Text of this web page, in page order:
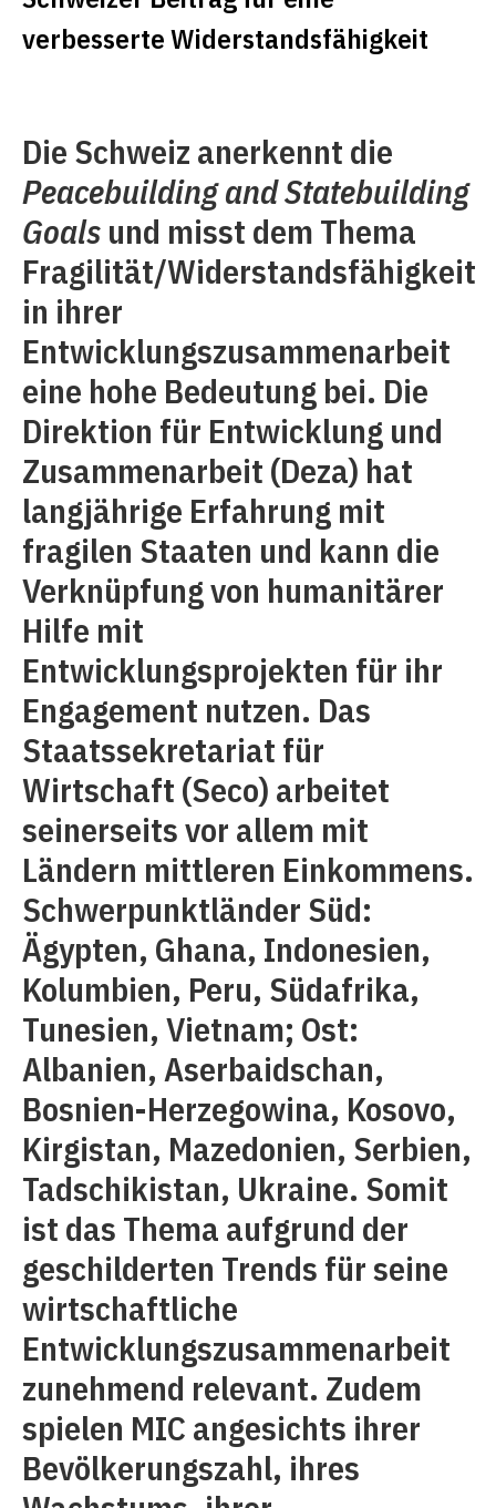
verbesserte Widerstandsfähigkeit
Die Schweiz anerkennt die
Peacebuilding and Statebuilding
Goals und misst dem Thema
Fragilität/Widerstandsfähigkeit
in ihrer
Entwicklungszusammenarbeit
eine hohe Bedeutung bei. Die
Direktion für Entwicklung und
Zusammenarbeit (Deza) hat
langjährige Erfahrung mit
fragilen Staaten und kann die
Verknüpfung von humanitärer
Hilfe mit
Entwicklungsprojekten für ihr
Engagement nutzen. Das
Staatssekretariat für
Wirtschaft (Seco) arbeitet
seinerseits vor allem mit
Ländern mittleren Einkommens.
Schwerpunktländer Süd:
Ägypten, Ghana, Indonesien,
Kolumbien, Peru, Südafrika,
Tunesien, Vietnam; Ost:
Albanien, Aserbaidschan,
Bosnien-Herzegowina, Kosovo,
Kirgistan, Mazedonien, Serbien,
Tadschikistan, Ukraine. Somit
ist das Thema aufgrund der
geschilderten Trends für seine
wirtschaftliche
Entwicklungszusammenarbeit
zunehmend relevant. Zudem
spielen MIC angesichts ihrer
Bevölkerungszahl, ihres